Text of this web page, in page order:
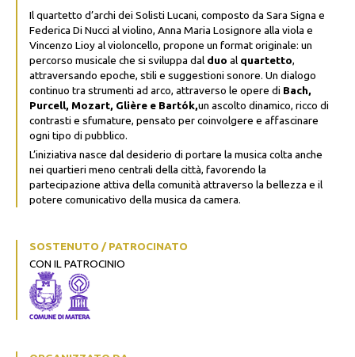
Il quartetto d’archi dei Solisti Lucani, composto da Sara Signa e
Federica Di Nucci al violino, Anna Maria Losignore alla viola e
Vincenzo Lioy al violoncello, propone un format originale: un
percorso musicale che si sviluppa dal duo al quartetto,
attraversando epoche, stili e suggestioni sonore. Un dialogo
continuo tra strumenti ad arco, attraverso le opere di Bach,
Purcell, Mozart, Glière e Bartók,un ascolto dinamico, ricco di
contrasti e sfumature, pensato per coinvolgere e affascinare
ogni tipo di pubblico.
L’iniziativa nasce dal desiderio di portare la musica colta anche
nei quartieri meno centrali della città, favorendo la
partecipazione attiva della comunità attraverso la bellezza e il
potere comunicativo della musica da camera.
SOSTENUTO / PATROCINATO
CON IL PATROCINIO